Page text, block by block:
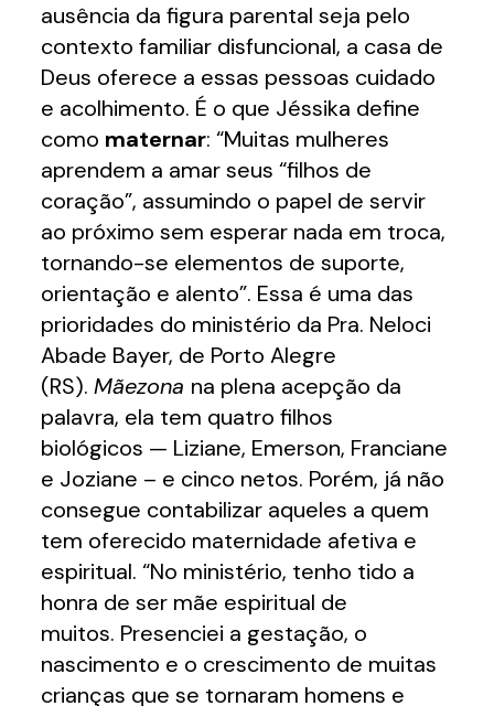
ausência da figura parental seja pelo
contexto familiar disfuncional, a casa de
Deus oferece a essas pessoas cuidado
e acolhimento. É o que Jéssika define
como maternar: “Muitas mulheres
aprendem a amar seus “filhos de
coração”, assumindo o papel de servir
ao próximo sem esperar nada em troca,
tornando-se elementos de suporte,
orientação e alento”. Essa é uma das
prioridades do ministério da Pra. Neloci
Abade Bayer, de Porto Alegre
(RS). Mãezona na plena acepção da
palavra, ela tem quatro filhos
biológicos — Liziane, Emerson, Franciane
e Joziane – e cinco netos. Porém, já não
consegue contabilizar aqueles a quem
tem oferecido maternidade afetiva e
espiritual. “No ministério, tenho tido a
honra de ser mãe espiritual de
muitos. Presenciei a gestação, o
nascimento e o crescimento de muitas
crianças que se tornaram homens e